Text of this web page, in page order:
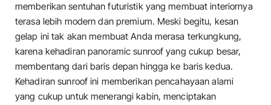
memberikan sentuhan futuristik yang membuat interiornya
terasa lebih modern dan premium. Meski begitu, kesan
gelap ini tak akan membuat Anda merasa terkungkung,
karena kehadiran panoramic sunroof yang cukup besar,
membentang dari baris depan hingga ke baris kedua.
Kehadiran sunroof ini memberikan pencahayaan alami
yang cukup untuk menerangi kabin, menciptakan